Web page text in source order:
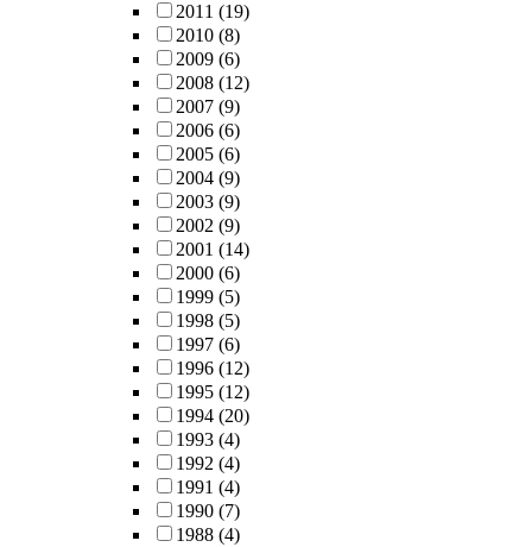
2011 (19)
2010 (8)
2009 (6)
2008 (12)
2007 (9)
2006 (6)
2005 (6)
2004 (9)
2003 (9)
2002 (9)
2001 (14)
2000 (6)
1999 (5)
1998 (5)
1997 (6)
1996 (12)
1995 (12)
1994 (20)
1993 (4)
1992 (4)
1991 (4)
1990 (7)
1988 (4)